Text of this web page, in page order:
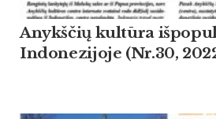
Anykščių kultūra
Indonezijoje (Nr.30,